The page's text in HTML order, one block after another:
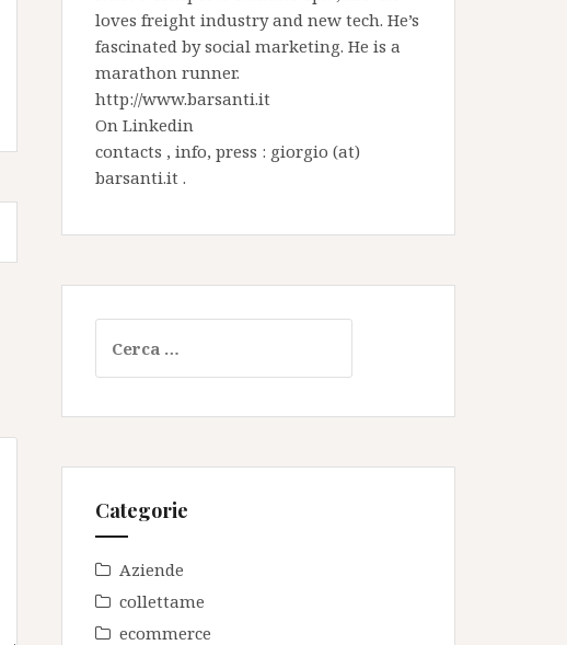
loves freight industry and new tech. He’s
fascinated by social marketing. He is a
marathon runner.
http://www.barsanti.it
On Linkedin
contacts , info, press : giorgio (at)
barsanti.it .
per:
Categorie
Aziende
collettame
ecommerce